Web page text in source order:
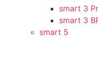
smart 3
smart 3
smart 5